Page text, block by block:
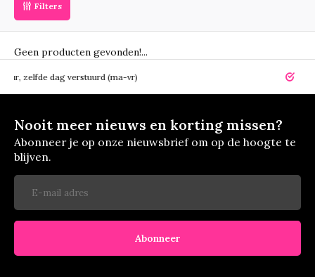
Filters
Geen producten gevonden!...
dag verstuurd (ma-vr) 14 dagen
Nooit meer nieuws en korting missen?
Abonneer je op onze nieuwsbrief om op de hoogte te
blijven.
Abonneer